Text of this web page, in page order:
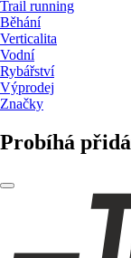
Trail running
Běhání
Verticalita
Vodní
Rybářství
Výprodej
Značky
Probíhá